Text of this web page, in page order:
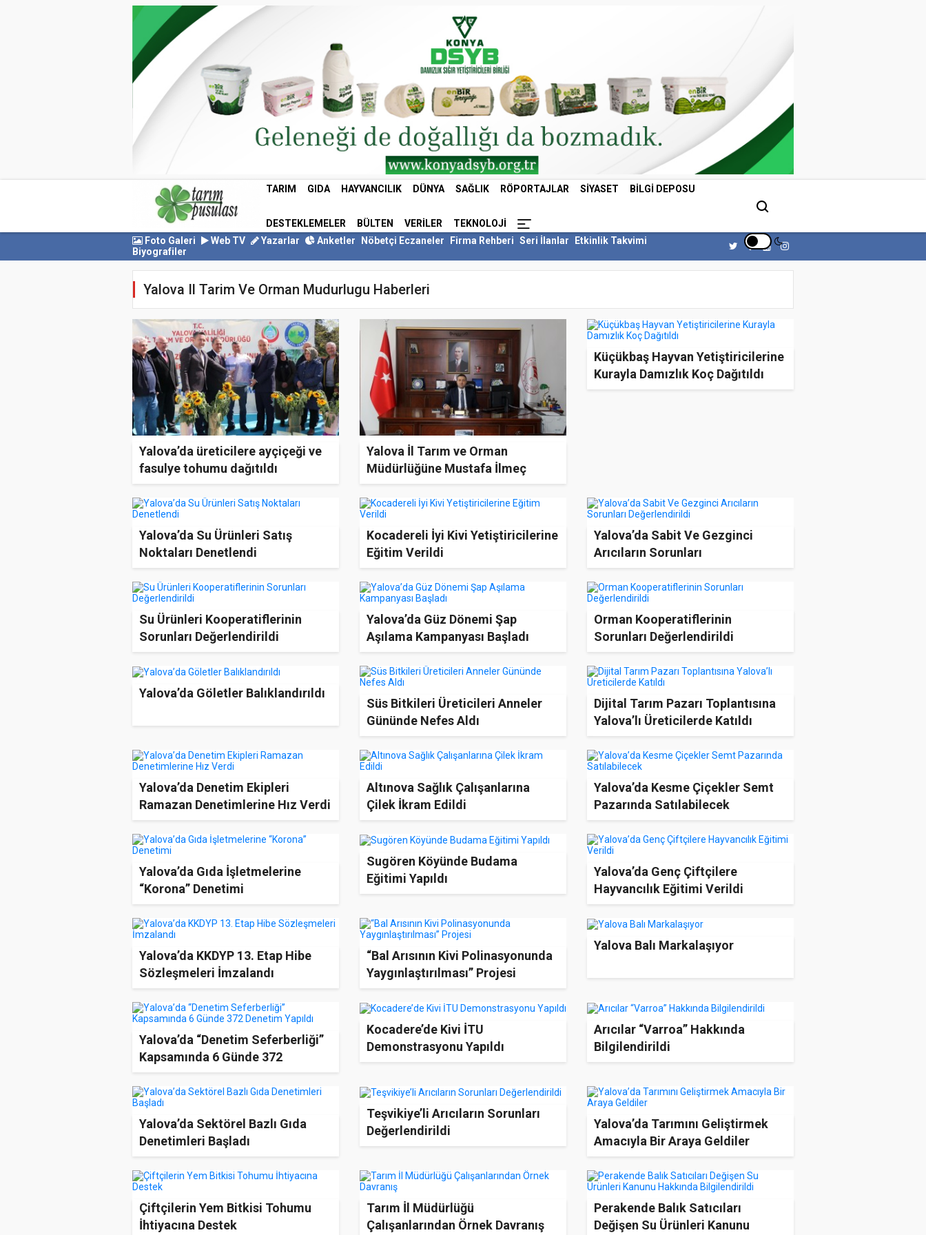
TARIM GIDA HAYVANCILIK DÜNYA SAĞLIK RÖPORTAJLAR SIYASET BILGI DEPOSU
DESTEKLEMELER BÜLTEN VERILER
TEKNOLOJI
Foto Galeri
Web TV Yazarlar Anketler Nöbetçi Eczaneler Firma Rehberi Seri İlanlar
Etkinlik Takvimi
Biyografiler
Yalova Il Tarim Ve Orman Mudurlugu Haberleri
Yalova’da üreticilere ayçiçeği ve
fasulye tohumu dağıtıldı
Yalova İl Tarım ve Orman
Müdürlüğüne Mustafa İlmeç
Atandı
Küçükbaş Hayvan Yetiştiricilerine
Kurayla Damızlık Koç Dağıtıldı
Yalova’da Su Ürünleri Satış
Noktaları Denetlendi
Kocadereli İyi Kivi Yetiştiricilerine
Eğitim Verildi
Yalova’da Sabit Ve Gezginci
Arıcıların Sorunları
Değerlendirildi
Su Ürünleri Kooperatiflerinin
Sorunları Değerlendirildi
Yalova’da Güz Dönemi Şap
Aşılama Kampanyası Başladı
Orman Kooperatiflerinin
Sorunları Değerlendirildi
Yalova’da Göletler Balıklandırıldı
Süs Bitkileri Üreticileri Anneler
Gününde Nefes Aldı
Dijital Tarım Pazarı Toplantısına
Yalova’lı Üreticilerde Katıldı
Yalova’da Denetim Ekipleri
Ramazan Denetimlerine Hız Verdi
Altınova Sağlık Çalışanlarına
Çilek İkram Edildi
Yalova’da Kesme Çiçekler Semt
Pazarında Satılabilecek
Yalova’da Gıda İşletmelerine
“Korona” Denetimi
Sugören Köyünde Budama
Eğitimi Yapıldı
Yalova’da Genç Çiftçilere
Hayvancılık Eğitimi Verildi
Yalova’da KKDYP 13. Etap Hibe
Sözleşmeleri İmzalandı
“Bal Arısının Kivi Polinasyonunda
Yaygınlaştırılması” Projesi
Yalova Balı Markalaşıyor
Yalova’da “Denetim Seferberliği”
Kapsamında 6 Günde 372
Denetim Yapıldı
Kocadere’de Kivi İTU
Demonstrasyonu Yapıldı
Arıcılar “Varroa” Hakkında
Bilgilendirildi
Yalova’da Sektörel Bazlı Gıda
Denetimleri Başladı
Teşvikiye’li Arıcıların Sorunları
Değerlendirildi
Yalova’da Tarımını Geliştirmek
Amacıyla Bir Araya Geldiler
Çiftçilerin Yem Bitkisi Tohumu
İhtiyacına Destek
Tarım İl Müdürlüğü
Çalışanlarından Örnek Davranış
Perakende Balık Satıcıları
Değişen Su Ürünleri Kanunu